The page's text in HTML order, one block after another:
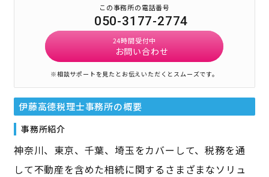
この事務所の電話番号
050-3177-2774
24時間受付中
お問い合わせ
※相談サポートを見たとお伝えいただくとスムーズです。
伊藤高德税理士事務所の概要
事務所紹介
神奈川、東京、千葉、埼玉をカバーして、税務を通
して不動産を含めた相続に関するさまざまなソリュ